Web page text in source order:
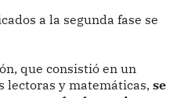
a la segunda fase se
que consistió en un
lectoras y matemáticas, se